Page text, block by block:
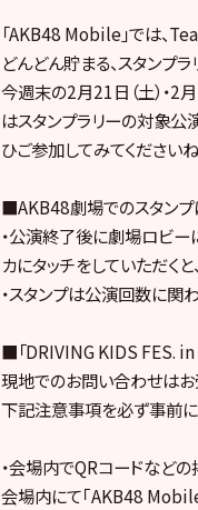
「AKB48 Mobile」では、
どんどん貯まる、スタンプ
今週末の2月21日（土）・2
はスタンプラリーの対象公
ひご参加してみてくださいね
■AKB48劇場でのスタンプ
・公演終了後に劇場ロビー
カにタッチをしていただく
・スタンプは公演回数に関
■「DRIVING KIDS FES. in
現地でのお問い合わせはお
下記注意事項を必ず事前に
・会場内でQRコードなどの
会場内にて｢AKB48 Mobile｣